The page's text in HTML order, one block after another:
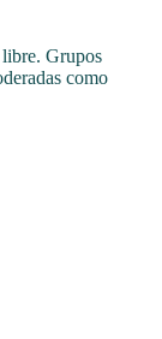
Grupos
como